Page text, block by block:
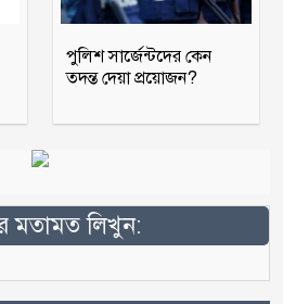
পুলিশ সার্জেন্টদের কেন
তদন্ত দেয়া প্রয়োজন?
মতামত লিখুন: